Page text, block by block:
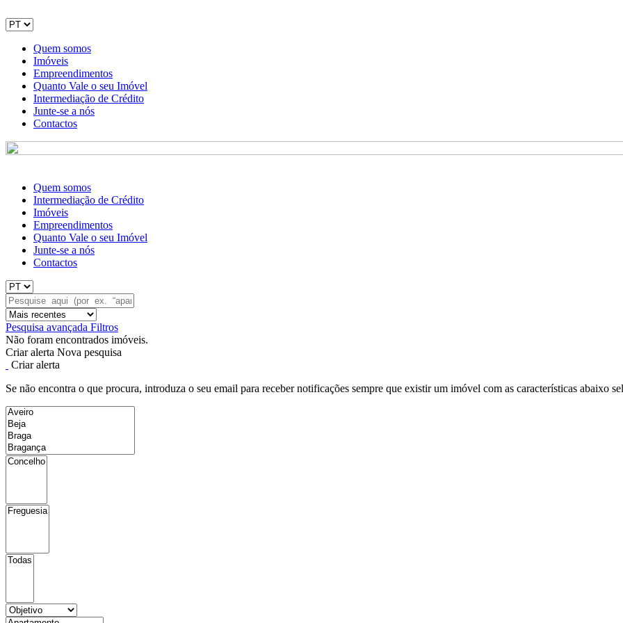
Quem somos
Imóveis
Empreendimentos
Quanto Vale o seu Imóvel
Intermediação de Crédito
Junte-se a nós
Contactos
Quem somos
Intermediação de Crédito
Imóveis
Empreendimentos
Quanto Vale o seu Imóvel
Junte-se a nós
Contactos
Pesquisa avançada Filtros
Não foram encontrados imóveis.
Criar alerta Nova pesquisa
Criar alerta
Se não encontra o que procura, introduza o seu email para receber notificações sempre que existir um imóvel com as características abaixo